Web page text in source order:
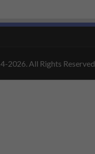
2026. All Rights Reserved